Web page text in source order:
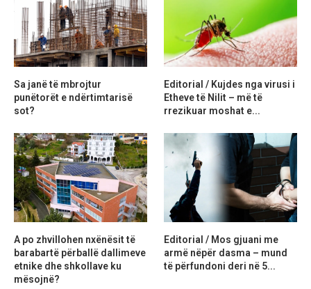
Sa janë të mbrojtur
punëtorët e ndërtimtarisë
sot?
Editorial / Kujdes nga virusi i
Etheve të Nilit – më të
rrezikuar moshat e...
A po zhvillohen nxënësit të
barabartë përballë dallimeve
etnike dhe shkollave ku
mësojnë?
Editorial / Mos gjuani me
armë nëpër dasma – mund
të përfundoni deri në 5...